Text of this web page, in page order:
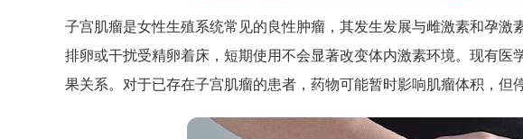
子宫肌瘤是女性生殖系统常见的良性肿瘤，其发生发展与雌激素和孕激
排卵或干扰受精卵着床，短期使用不会显著改变体内激素环境。现有医
果关系。对于已存在子宫肌瘤的患者，药物可能暂时影响肌瘤体积，但